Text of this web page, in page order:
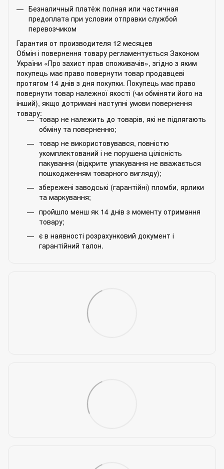
Безналичный платёж полная или частичная
предоплата при условии отправки службой
перевозчиком
Гарантия от производителя 12 месяцев
Обмін і повернення товару регламентується Законом
України «Про захист прав споживачів», згідно з яким
покупець має право повернути товар продавцеві
протягом 14 днів з дня покупки. Покупець має право
повернути товар належної якості (чи обміняти його на
інший), якщо дотримані наступні умови повернення
товару:
товар не належить до товарів, які не підлягають
обміну та поверненню;
товар не використовувався, повністю
укомплектований і не порушена цілісність
пакування (відкрите упакування не вважається
пошкодженням товарного вигляду);
збережені заводські (гарантійні) пломби, ярлики
та маркування;
пройшло менш як 14 днів з моменту отримання
товару;
є в наявності розрахунковий документ і
гарантійний талон.